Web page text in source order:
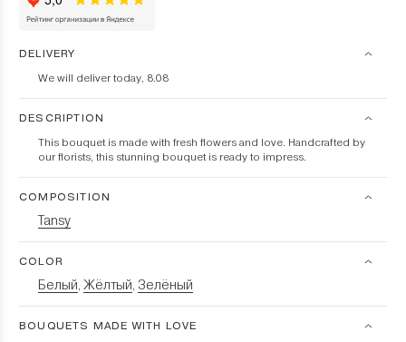
DELIVERY
We will deliver today, 8.08
DESCRIPTION
This bouquet is made with fresh flowers and love. Handcrafted by
our florists, this stunning bouquet is ready to impress.
COMPOSITION
Tansy
COLOR
Белый, Жёлтый, Зелёный
BOUQUETS MADE WITH LOVE